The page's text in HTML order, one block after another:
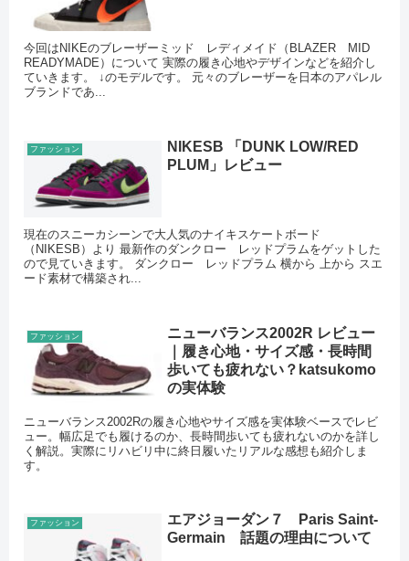
今回はNIKEのブレーザーミッド レディメイド（BLAZER MID
READYMADE）について 実際の履き心地やデザインなどを紹介し
ていきます。 ↓のモデルです。 元々のブレーザーを日本のアパレル
ブランドであ...
ファッション
NIKESB 「DUNK LOW/RED
PLUM」レビュー
現在のスニーカシーンで大人気のナイキスケートボード
（NIKESB）より 最新作のダンクロー レッドプラムをゲットした
ので見ていきます。 ダンクロー レッドプラム 横から 上から スエ
ード素材で構築され...
ファッション
ニューバランス2002R レビュー
｜履き心地・サイズ感・長時間
歩いても疲れない？katsukomo
の実体験
ニューバランス2002Rの履き心地やサイズ感を実体験ベースでレビ
ュー。幅広足でも履けるのか、長時間歩いても疲れないのかを詳し
く解説。実際にリハビリ中に終日履いたリアルな感想も紹介しま
す。
ファッション
エアジョーダン７ Paris Saint-
Germain 話題の理由について